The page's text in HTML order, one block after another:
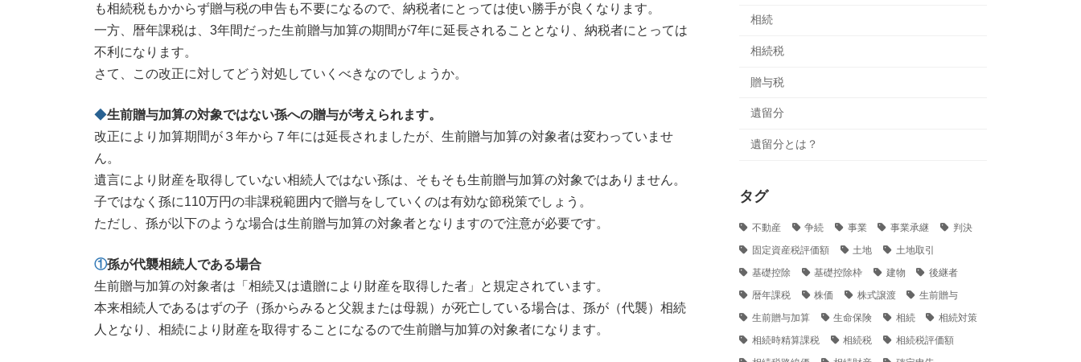
も相続税もかからず贈与税の申告も不要になるので、納税者にとっては使い勝手が良くなります。
一方、暦年課税は、3年間だった生前贈与加算の期間が7年に延長されることとなり、納税者にとっては
不利になります。
さて、この改正に対してどう対処していくべきなのでしょうか。
◆生前贈与加算の対象ではない孫への贈与が考えられます。
改正により加算期間が３年から７年には延長されましたが、生前贈与加算の対象者は変わっていませ
ん。
遺言により財産を取得していない相続人ではない孫は、そもそも生前贈与加算の対象ではありません。
子ではなく孫に110万円の非課税範囲内で贈与をしていくのは有効な節税策でしょう。
ただし、孫が以下のような場合は生前贈与加算の対象者となりますので注意が必要です。
①孫が代襲相続人である場合
生前贈与加算の対象者は「相続又は遺贈により財産を取得した者」と規定されています。
本来相続人であるはずの子（孫からみると父親または母親）が死亡している場合は、孫が（代襲）相続
人となり、相続により財産を取得することになるので生前贈与加算の対象者になります。
相続
相続税
贈与税
遺留分
遺留分とは？
タグ
不動産 争続 事業 事業承継
判決
固定資産税評価額
土地
土地取引
基礎控除
基礎控除枠 建物
後継者
暦年課税
株価 株式譲渡
生前贈与
生前贈与加算
生命保険 相続
相続対策
相続時精算課税
相続税
相続税評価額